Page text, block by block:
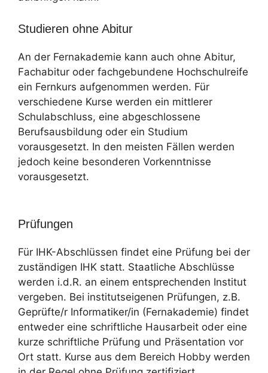
Studieren ohne Abitur
An der Fernakademie kann auch ohne Abitur,
Fachabitur oder fachgebundene Hochschulreife
ein Fernkurs aufgenommen werden. Für
verschiedene Kurse werden ein mittlerer
Schulabschluss, eine abgeschlossene
Berufsausbildung oder ein Studium
vorausgesetzt. In den meisten Fällen werden
jedoch keine besonderen Vorkenntnisse
vorausgesetzt.
Prüfungen
Für IHK-Abschlüssen findet eine Prüfung bei der
zuständigen IHK statt. Staatliche Abschlüsse
werden i.d.R. an einem entsprechenden Institut
vergeben. Bei institutseigenen Prüfungen, z.B.
Geprüfte/r Informatiker/in (Fernakademie) findet
entweder eine schriftliche Hausarbeit oder eine
kurze schriftliche Prüfung und Präsentation vor
Ort statt. Kurse aus dem Bereich Hobby werden